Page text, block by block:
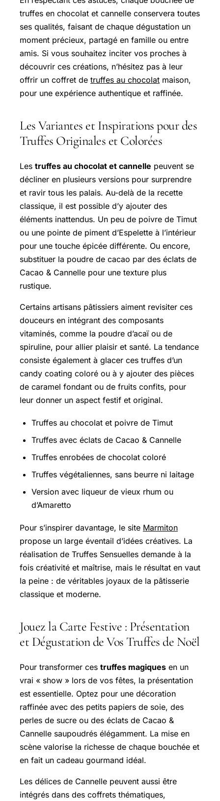
truffes en chocolat et cannelle conservera toutes
ses qualités, faisant de chaque dégustation un
moment précieux, partagé en famille ou entre
amis. Si vous souhaitez inciter vos proches à
découvrir ces créations, n’hésitez pas à leur
offrir un coffret de truffes au chocolat maison,
pour une expérience authentique et raffinée.
Les Variantes et Inspirations pour des
Truffes Originales et Colorées
Les truffes au chocolat et cannelle peuvent se
décliner en plusieurs versions pour surprendre
et ravir tous les palais. Au-delà de la recette
classique, il est possible d’y ajouter des
éléments inattendus. Un peu de poivre de Timut
ou une pointe de piment d’Espelette à l’intérieur
pour une touche épicée différente. Ou encore,
substituer la poudre de cacao par des éclats de
Cacao & Cannelle pour une texture plus
rustique.
Certains artisans pâtissiers aiment revisiter ces
douceurs en intégrant des composants
vitaminés, comme la poudre d’acaï ou de
spiruline, pour allier plaisir et santé. La tendance
consiste également à glacer ces truffes d’un
candy coating coloré ou à y ajouter des pièces
de caramel fondant ou de fruits confits, pour
leur donner un aspect festif et original.
Truffes au chocolat et poivre de Timut
Truffes avec éclats de Cacao & Cannelle
Truffes enrobées de chocolat coloré
Truffes végétaliennes, sans beurre ni laitage
Version avec liqueur de vieux rhum ou
d’Amaretto
Pour s’inspirer davantage, le site Marmiton
propose un large éventail d’idées créatives. La
réalisation de Truffes Sensuelles demande à la
fois créativité et maîtrise, mais le résultat en vaut
la peine : de véritables joyaux de la pâtisserie
classique et moderne.
Jouez la Carte Festive : Présentation
et Dégustation de Vos Truffes de Noël
Pour transformer ces truffes magiques en un
vrai « show » lors de vos fêtes, la présentation
est essentielle. Optez pour une décoration
raffinée avec des petits papiers de soie, des
perles de sucre ou des éclats de Cacao &
Cannelle saupoudrés élégamment. La mise en
scène valorise la richesse de chaque bouchée et
en fait un cadeau gourmand idéal.
Les délices de Cannelle peuvent aussi être
intégrés dans des coffrets thématiques,